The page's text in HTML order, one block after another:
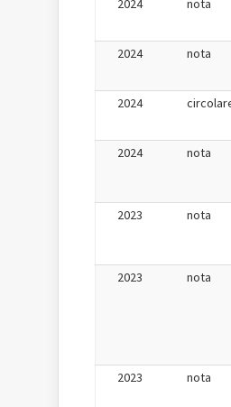
2024 nota
2024 nota
2024
2024 nota
2023 nota
2023 nota
2023 nota